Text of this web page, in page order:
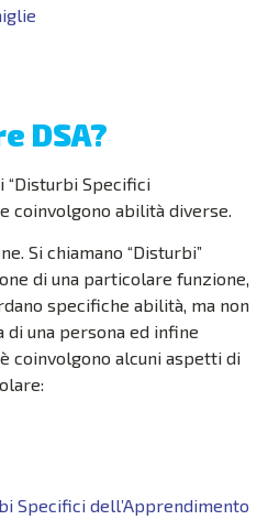
DSA?
“Disturbi Specifici
coinvolgono abilità diverse.
Si chiamano “Disturbi”
di una particolare funzione,
specifiche abilità, ma non
di una persona ed infine
coinvolgono alcuni aspetti di
Specifici dell’Apprendimento